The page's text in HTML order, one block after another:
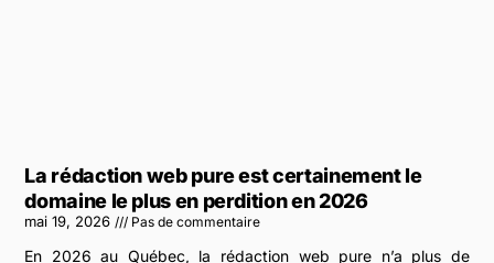
La rédaction web pure est certainement le
domaine le plus en perdition en 2026
mai 19, 2026 Pas de commentaire
En 2026 au Québec, la rédaction web pure n’a plus de